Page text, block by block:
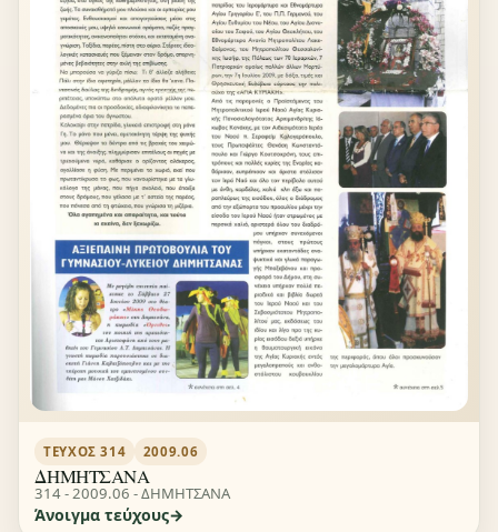
ΤΕΎΧΟΣ 314 2009.06
ΔΗΜΗΤΣΑΝΑ
314 - 2009.06 - ΔΗΜΗΤΣΑΝΑ
Άνοιγμα τεύχους